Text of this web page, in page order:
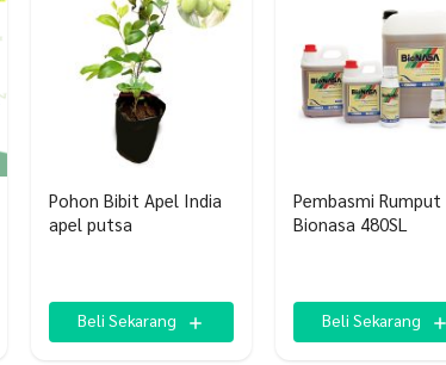
Pohon Bibit Apel India
apel putsa
Beli Sekarang
Pembasmi Rumput
Bionasa 480SL
Beli Sekarang